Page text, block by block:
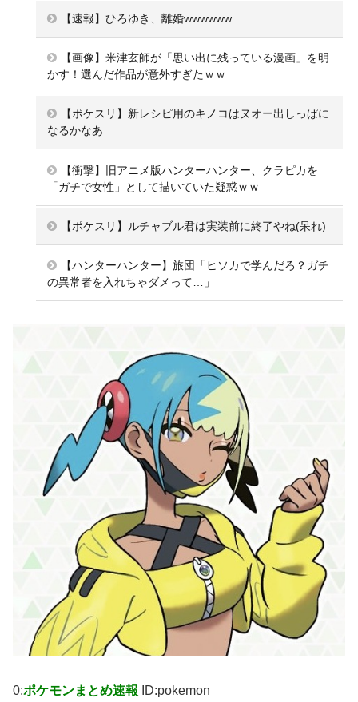
【速報】ひろゆき、離婚wwwwww
【画像】米津玄師が「思い出に残っている漫画」を明
かす！選んだ作品が意外すぎたｗｗ
【ポケスリ】新レシピ用のキノコはヌオー出しっぱに
なるかなあ
【衝撃】旧アニメ版ハンターハンター、クラピカを
「ガチで女性」として描いていた疑惑ｗｗ
【ポケスリ】ルチャブル君は実装前に終了やね(呆れ)
【ハンターハンター】旅団「ヒソカで学んだろ？ガチ
の異常者を入れちゃダメって…」
0:ポケモンまとめ速報 ID:pokemon